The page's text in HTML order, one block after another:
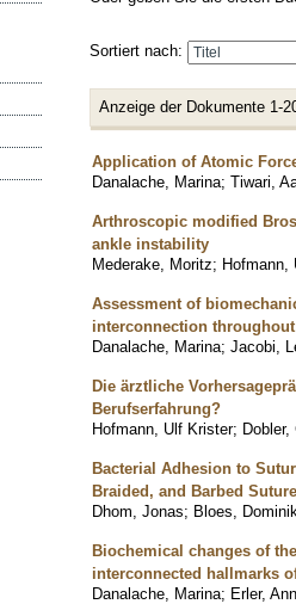
Sortiert nach:
Anzeige der Dokumente 1-
Application of Atomic
Danalache, Marina; Tiwari,
Arthroscopic modified
ankle instability
Mederake, Moritz; Hofmann,
Assessment of
interconnection
Danalache, Marina; Jacobi,
Die ärztliche
Berufserfahrung?
Hofmann, Ulf Krister; Dobler,
Bacterial Adhesion to
Braided, and Barbed
Dhom, Jonas; Bloes,
Biochemical changes of
interconnected hallmarks
Danalache, Marina; Erler,